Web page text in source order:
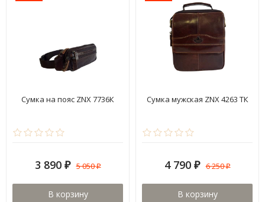
Сумка на пояс ZNX 7736К
3 890 ₽ 5 050₽
В корзину
Сумка мужская ZNX 4263 ТК
4 790 ₽ 6 250₽
В корзину